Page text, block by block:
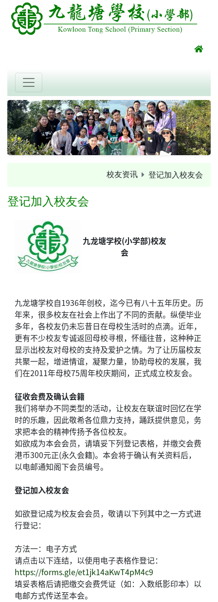
校友资讯 登记加入校友会
登记加入校友会
九龙塘学校(小学部)校友
会
九龙塘学校自1936年创校，迄今已有八十五年历史。历
年来，很多校友在社会上作出了不同的贡献。纵使毕业
多年，各校友仍未忘昔日在母校生活时的点滴。近年，
更有不少校友专诚返回母校寻根，怀缅往昔，这种种正
显示出校友对母校的支持及爱护之情。为了让历届校友
共聚一起，增进情谊，凝聚力量，协助母校的发展，我
们在2011年母校75周年校庆期间，正式成立校友会。
征收会费及确认会籍
我们将举办不同类型的活动，让校友在联谊时回忆在学
时的乐趣，因此敬希各位鼎力支持，踊跃提供意见，务
求把本会的精神传扬予各位校友。
如欲成为本会会员，请填妥下列登记表格，并缴交会费
港币300元正(永久会籍)。本会将于确认有关资料后，
以电邮通知阁下会员编号。
登记加入校友会
如欲登记成为校友会会员，敬请以下列其中之一方式进
行登记：
方法一：电子方式
请点击以下连结，以使用电子表格作登记：
https://forms.gle/et1jk14aKwT4pM4c9
填妥表格后请把缴交会费凭证（如：入数纸影印本）以
电邮方式传送至本会。